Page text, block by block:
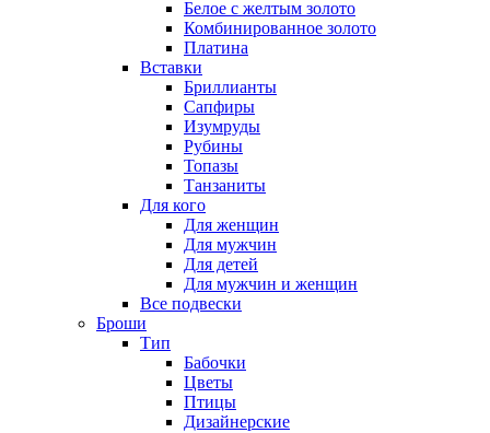
Белое с желтым золото
Комбинированное золото
Платина
Вставки
Бриллианты
Сапфиры
Изумруды
Рубины
Топазы
Танзаниты
Для кого
Для женщин
Для мужчин
Для детей
Для мужчин и женщин
Все подвески
Броши
Тип
Бабочки
Цветы
Птицы
Дизайнерские